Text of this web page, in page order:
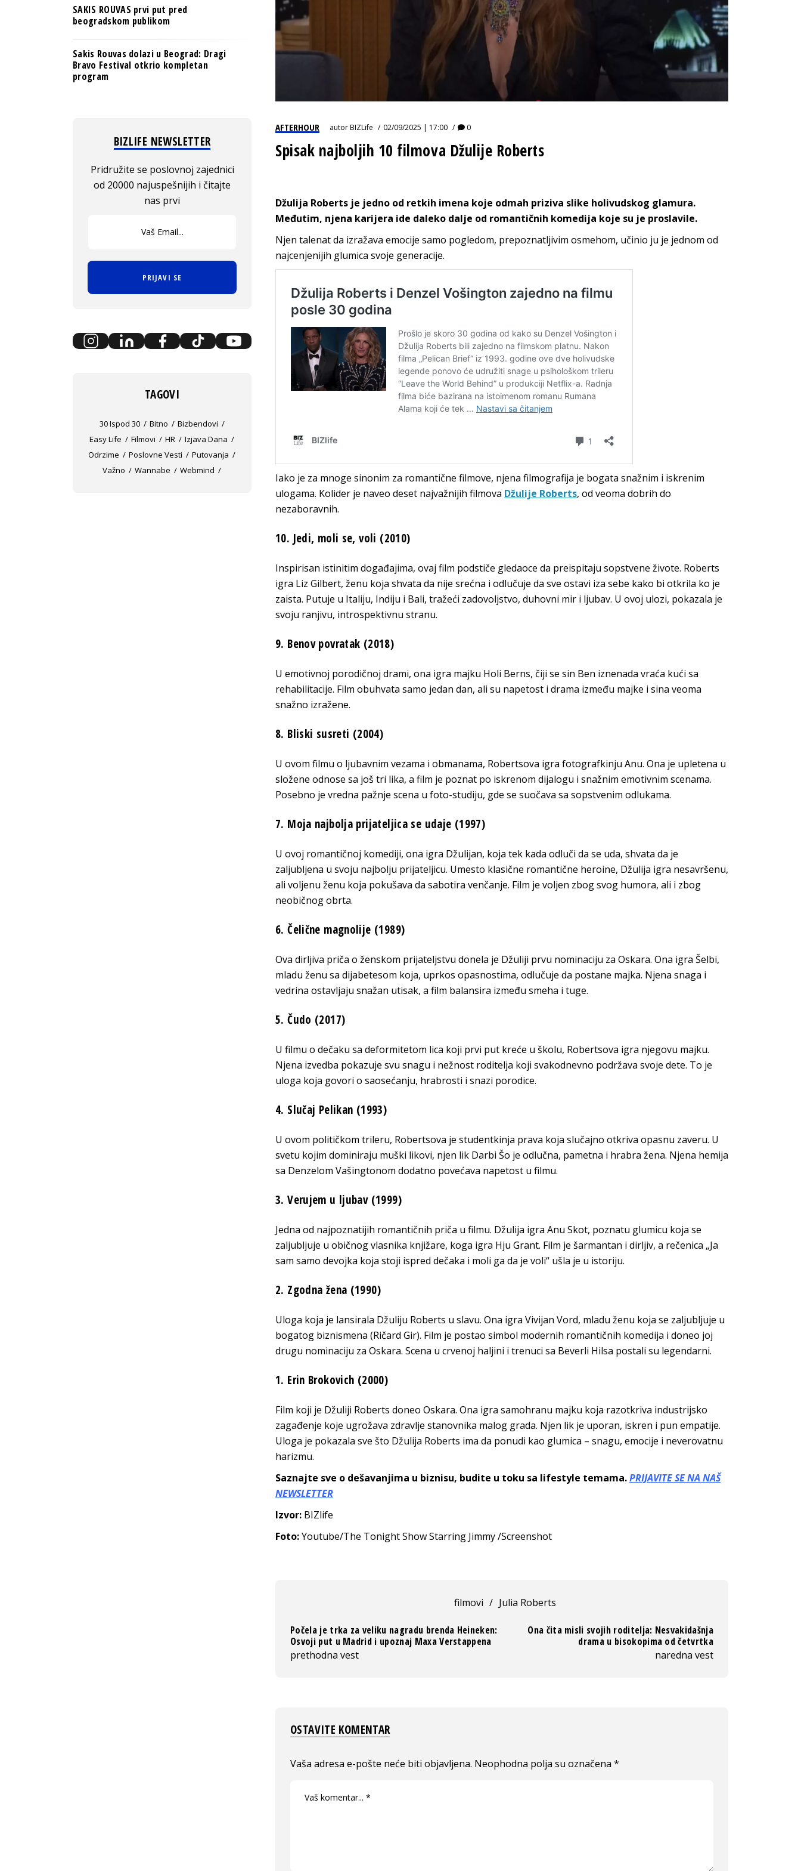
AFTERHOUR autorBIZLife 02/09/2025 | 17:00 0
Spisak najboljih 10 filmova Džulije Roberts
Džulija Roberts je jedno od retkih imena koje odmah priziva slike holivudskog glamura.
Međutim, njena karijera ide daleko dalje od romantičnih komedija koje su je proslavile.
Njen talenat da izražava emocije samo pogledom, prepoznatljivim osmehom, učinio ju je jednom od
najcenjenijih glumica svoje generacije.
Iako je za mnoge sinonim za romantične filmove, njena filmografija je bogata snažnim i iskrenim
ulogama. Kolider je naveo deset najvažnijih filmova Džulije Roberts, od veoma dobrih do
nezaboravnih.
10. Jedi, moli se, voli (2010)
Inspirisan istinitim događajima, ovaj film podstiče gledaoce da preispitaju sopstvene živote. Roberts
igra Liz Gilbert, ženu koja shvata da nije srećna i odlučuje da sve ostavi iza sebe kako bi otkrila ko je
zaista. Putuje u Italiju, Indiju i Bali, tražeći zadovoljstvo, duhovni mir i ljubav. U ovoj ulozi, pokazala je
svoju ranjivu, introspektivnu stranu.
9. Benov povratak (2018)
U emotivnoj porodičnoj drami, ona igra majku Holi Berns, čiji se sin Ben iznenada vraća kući sa
rehabilitacije. Film obuhvata samo jedan dan, ali su napetost i drama između majke i sina veoma
snažno izražene.
8. Bliski susreti (2004)
U ovom filmu o ljubavnim vezama i obmanama, Robertsova igra fotografkinju Anu. Ona je upletena u
složene odnose sa još tri lika, a film je poznat po iskrenom dijalogu i snažnim emotivnim scenama.
Posebno je vredna pažnje scena u foto-studiju, gde se suočava sa sopstvenim odlukama.
7. Moja najbolja prijateljica se udaje (1997)
U ovoj romantičnoj komediji, ona igra Džulijan, koja tek kada odluči da se uda, shvata da je
zaljubljena u svoju najbolju prijateljicu. Umesto klasične romantične heroine, Džulija igra nesavršenu,
ali voljenu ženu koja pokušava da sabotira venčanje. Film je voljen zbog svog humora, ali i zbog
neobičnog obrta.
6. Čelične magnolije (1989)
Ova dirljiva priča o ženskom prijateljstvu donela je Džuliji prvu nominaciju za Oskara. Ona igra Šelbi,
mladu ženu sa dijabetesom koja, uprkos opasnostima, odlučuje da postane majka. Njena snaga i
vedrina ostavljaju snažan utisak, a film balansira između smeha i tuge.
5. Čudo (2017)
U filmu o dečaku sa deformitetom lica koji prvi put kreće u školu, Robertsova igra njegovu majku.
Njena izvedba pokazuje svu snagu i nežnost roditelja koji svakodnevno podržava svoje dete. To je
uloga koja govori o saosećanju, hrabrosti i snazi porodice.
4. Slučaj Pelikan (1993)
U ovom političkom trileru, Robertsova je studentkinja prava koja slučajno otkriva opasnu zaveru. U
svetu kojim dominiraju muški likovi, njen lik Darbi Šo je odlučna, pametna i hrabra žena. Njena hemija
sa Denzelom Vašingtonom dodatno povećava napetost u filmu.
3. Verujem u ljubav (1999)
Jedna od najpoznatijih romantičnih priča u filmu. Džulija igra Anu Skot, poznatu glumicu koja se
zaljubljuje u običnog vlasnika knjižare, koga igra Hju Grant. Film je šarmantan i dirljiv, a rečenica „Ja
sam samo devojka koja stoji ispred dečaka i moli ga da je voli“ ušla je u istoriju.
2. Zgodna žena (1990)
Uloga koja je lansirala Džuliju Roberts u slavu. Ona igra Vivijan Vord, mladu ženu koja se zaljubljuje u
bogatog biznismena (Ričard Gir). Film je postao simbol modernih romantičnih komedija i doneo joj
drugu nominaciju za Oskara. Scena u crvenoj haljini i trenuci sa Beverli Hilsa postali su legendarni.
1. Erin Brokovich (2000)
Film koji je Džuliji Roberts doneo Oskara. Ona igra samohranu majku koja razotkriva industrijsko
zagađenje koje ugrožava zdravlje stanovnika malog grada. Njen lik je uporan, iskren i pun empatije.
Uloga je pokazala sve što Džulija Roberts ima da ponudi kao glumica – snagu, emocije i neverovatnu
harizmu.
Saznajte sve o dešavanjima u biznisu, budite u toku sa lifestyle temama.PRIJAVITE SE NA NAŠ
NEWSLETTER
Izvor: BIZlife
Foto:Youtube/The Tonight Show Starring Jimmy /Screenshot
filmovi / Julia Roberts
Počela je trka za veliku nagradu brenda Heineken:
Osvoji put u Madrid i upoznaj Maxa Verstappena
prethodna vest
Ona čita misli svojih roditelja: Nesvakidašnja
drama u bisokopima od četvrtka
naredna vest
OSTAVITE KOMENTAR
Vaša adresa e-pošte neće biti objavljena. Neophodna polja su označena *
SAKIS ROUVAS prvi put pred
beogradskom publikom
Sakis Rouvas dolazi u Beograd: Dragi
Bravo Festival otkrio kompletan
program
BIZLIFE NEWSLETTER
Pridružite se poslovnoj zajednici
od 20000 najuspešnijih i čitajte
nas prvi
PRIJAVI SE
TAGOVI
30 Ispod 30 Bitno
Bizbendovi
Easy Life
Filmovi HR
Izjava Dana
Odrzime
Poslovne Vesti
Putovanja
Važno
Wannabe Webmind